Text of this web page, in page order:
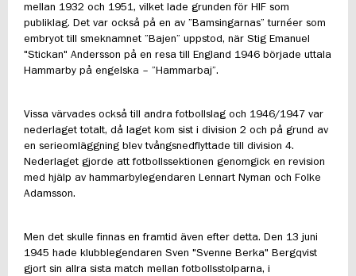
mellan 1932 och 1951, vilket lade grunden för HIF som
publiklag. Det var också på en av ”Bamsingarnas” turnéer som
embryot till smeknamnet ”Bajen” uppstod, när Stig Emanuel
"Stickan" Andersson på en resa till England 1946 började uttala
Hammarby på engelska – ”Hammarbaj”.
Vissa värvades också till andra fotbollslag och 1946/1947 var
nederlaget totalt, då laget kom sist i division 2 och på grund av
en serieomläggning blev tvångsnedflyttade till division 4.
Nederlaget gjorde att fotbollssektionen genomgick en revision
med hjälp av hammarbylegendaren Lennart Nyman och Folke
Adamsson.
Men det skulle finnas en framtid även efter detta. Den 13 juni
1945 hade klubblegendaren Sven "Svenne Berka" Bergqvist
gjort sin allra sista match mellan fotbollsstolparna, i